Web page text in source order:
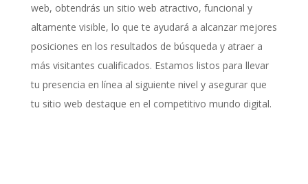
web, obtendrás un sitio web atractivo, funcional y
altamente visible, lo que te ayudará a alcanzar mejores
posiciones en los resultados de búsqueda y atraer a
más visitantes cualificados. Estamos listos para llevar
tu presencia en línea al siguiente nivel y asegurar que
tu sitio web destaque en el competitivo mundo digital.